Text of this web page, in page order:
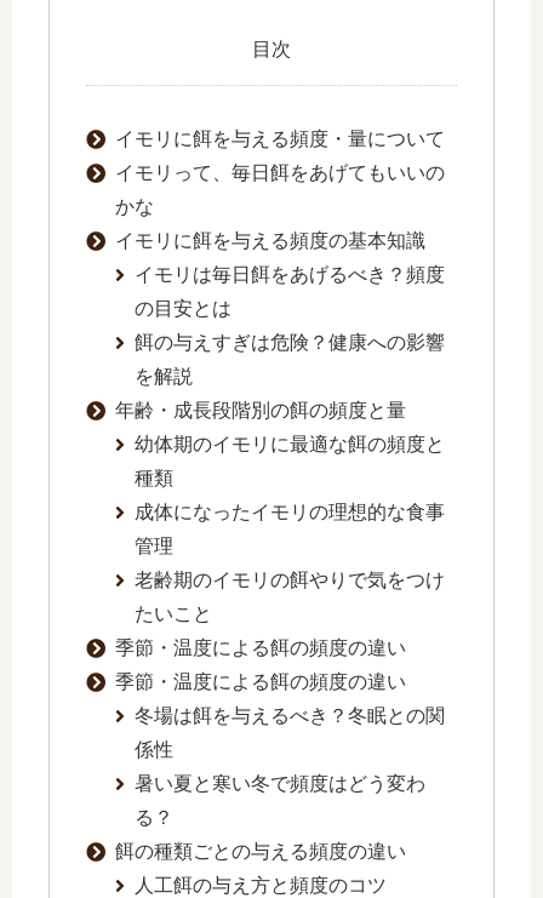
目次
イモリに餌を与える頻度・量について
イモリって、毎日餌をあげてもいいの
かな
イモリに餌を与える頻度の基本知識
イモリは毎日餌をあげるべき？頻度
の目安とは
餌の与えすぎは危険？健康への影響
を解説
年齢・成長段階別の餌の頻度と量
幼体期のイモリに最適な餌の頻度と
種類
成体になったイモリの理想的な食事
管理
老齢期のイモリの餌やりで気をつけ
たいこと
季節・温度による餌の頻度の違い
季節・温度による餌の頻度の違い
冬場は餌を与えるべき？冬眠との関
係性
暑い夏と寒い冬で頻度はどう変わ
る？
餌の種類ごとの与える頻度の違い
人工餌の与え方と頻度のコツ